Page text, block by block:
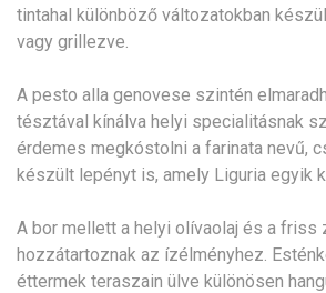
tintahal különböző változatokban
vagy grillezve.
A pesto alla genovese szintén
tésztával kínálva helyi specialitásnak
érdemes megkóstolni a farinata nevű,
készült lepényt is, amely Liguria egyik
A bor mellett a helyi olívaolaj és a
hozzátartoznak az ízélményhez.
éttermek teraszain ülve különösen